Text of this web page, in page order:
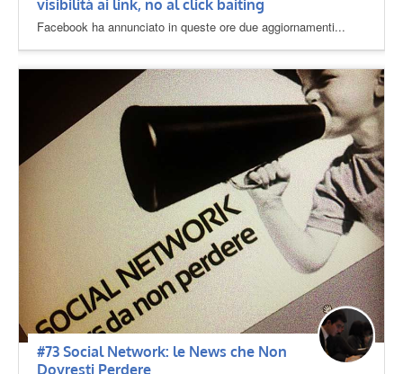
visibilità ai link, no al click baiting
Facebook ha annunciato in queste ore due aggiornamenti...
#73 Social Network: le News che Non
Dovresti Perdere